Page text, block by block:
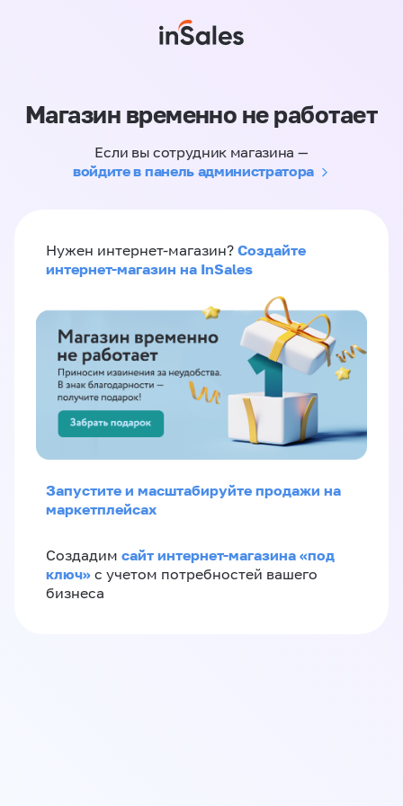
Магазин временно не работает
Если вы сотрудник магазина —
войдите в панель администратора
Нужен интернет-магазин? Создайте
интернет-магазин на InSales
Запустите и масштабируйте продажи на
маркетплейсах
Создадим сайт интернет-магазина «под
ключ» с учетом потребностей вашего
бизнеса